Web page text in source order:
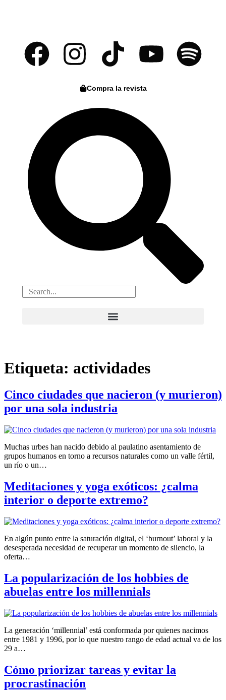
Compra la revista
Etiqueta: actividades
Cinco ciudades que nacieron (y murieron)
por una sola industria
Muchas urbes han nacido debido al paulatino asentamiento de
grupos humanos en torno a recursos naturales como un valle fértil,
un río o un…
Meditaciones y yoga exóticos: ¿calma
interior o deporte extremo?
En algún punto entre la saturación digital, el ‘burnout’ laboral y la
desesperada necesidad de recuperar un momento de silencio, la
oferta…
La popularización de los hobbies de
abuelas entre los millennials
La generación ‘millennial’ está conformada por quienes nacimos
entre 1981 y 1996, por lo que nuestro rango de edad actual va de los
29 a…
Cómo priorizar tareas y evitar la
procrastinación